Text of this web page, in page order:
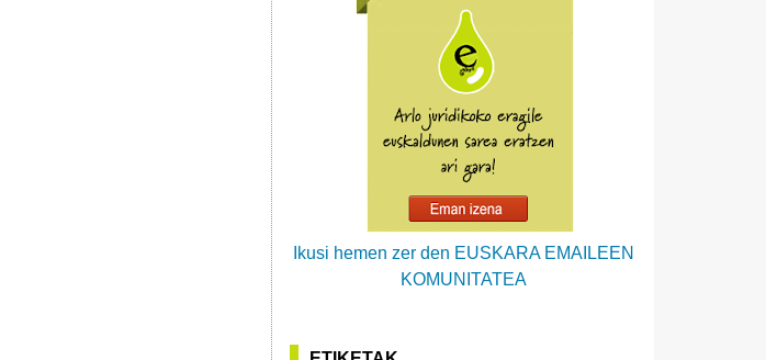
Ikusi hemen zer den EUSKARA EMAILEEN
KOMUNITATEA